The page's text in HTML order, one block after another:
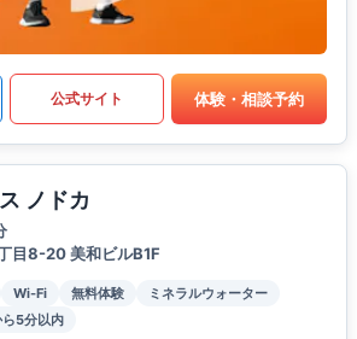
公式サイト 体験・相談予約
ノドカ
目8-20 美和ビルB1F
Wi-Fi 無料体験
ミネラルウォーター
5分以内